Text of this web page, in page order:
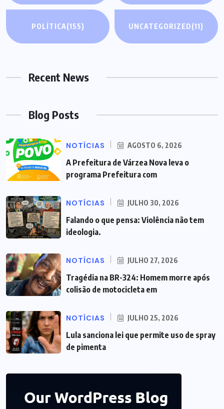
POLÍTICA(155) UNCATEGORIZED(11)
Recent News
Blog Posts
NOTÍCIAS AGOSTO 6, 2026
A Prefeitura de Várzea Nova leva o
programa Prefeitura com
NOTÍCIAS JULHO 30, 2026
Falando o que pensa: Violência não tem
ideologia.
NOTÍCIAS JULHO 27, 2026
Tragédia na BR-324: Homem morre após
colisão de motocicleta em
NOTÍCIAS JULHO 25, 2026
Lula sanciona lei que permite uso de spray
de pimenta